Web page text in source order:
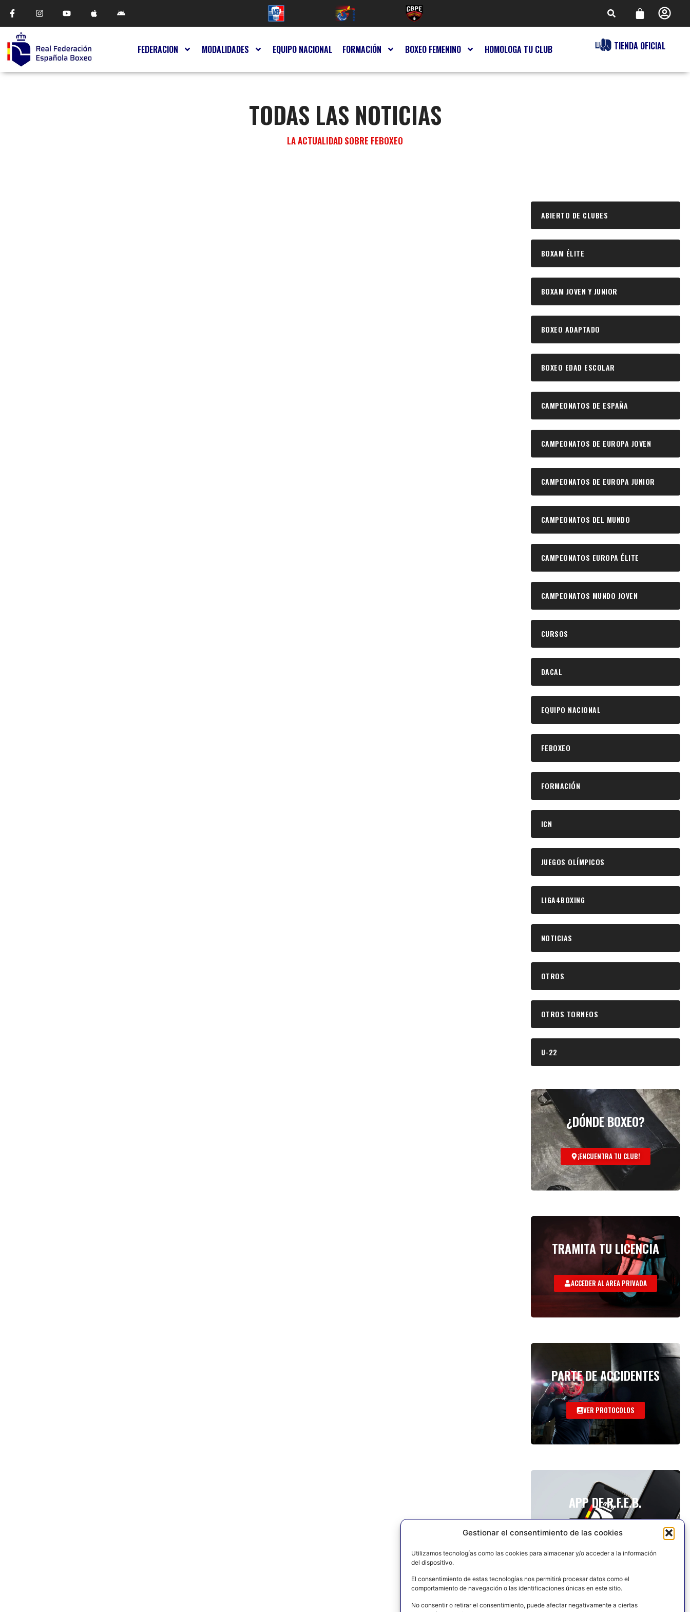
Gestionar el consentimiento de las cookies
Utilizamos tecnologías como las cookies para almacenar y/o acceder a la información
del dispositivo.
El consentimiento de estas tecnologías nos permitirá procesar datos como el
comportamiento de navegación o las identificaciones únicas en este sitio.
No consentir o retirar el consentimiento, puede afectar negativamente a ciertas
FEDERACION MODALIDADES EQUIPO NACIONAL FORMACIÓN BOXEO FEMENINO HOMOLOGA TU CLUB TIENDA OFICIAL
TODAS LAS NOTICIAS
LA ACTUALIDAD SOBRE FEBOXEO
ABIERTO DE CLUBES
BOXAM ÉLITE
BOXAM JOVEN Y JUNIOR
BOXEO ADAPTADO
BOXEO EDAD ESCOLAR
CAMPEONATOS DE ESPAÑA
CAMPEONATOS DE EUROPA JOVEN
CAMPEONATOS DE EUROPA JUNIOR
CAMPEONATOS DEL MUNDO
CAMPEONATOS EUROPA ÉLITE
CAMPEONATOS MUNDO JOVEN
CURSOS
DACAL
EQUIPO NACIONAL
FEBOXEO
FORMACIÓN
ICN
JUEGOS OLÍMPICOS
LIGA4BOXING
NOTICIAS
OTROS
OTROS TORNEOS
U-22
¿DÓNDE BOXEO?
¡ENCUENTRA TU CLUB!
TRAMITA TU LICENCIA
ACCEDER AL AREA PRIVADA
PARTE DE ACCIDENTES
VER PROTOCOLOS
APP DE R.F.E.B.